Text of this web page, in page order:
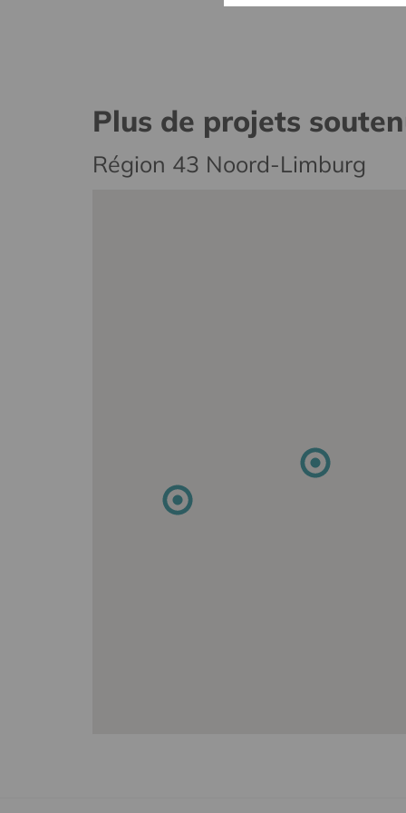
Plus de projets
Région 43 Noord-Limburg